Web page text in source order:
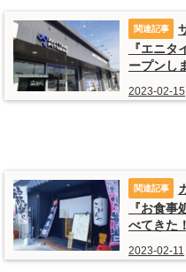
『エニ
ープンし
2023-02-15
『お食
べてきた！
2023-02-11